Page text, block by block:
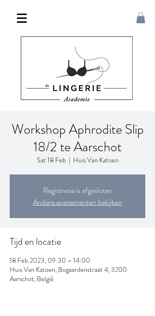
Workshop Aphrodite Slip
18/2 te Aarschot
Sat 18 Feb
  |
Huis Van Katoen
Registratie is afgesloten
Andere evenementen bekijken
Tijd en locatie
18 Feb 2023, 09:30 – 14:00
Huis Van Katoen, Bogaardenstraat 4, 3200
Aarschot, België